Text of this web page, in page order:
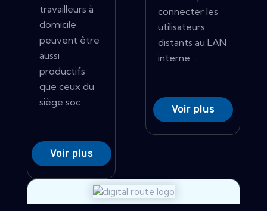
travailleurs à
domicile
peuvent être
aussi
productifs
que ceux du
siège soc...
Voir plus
connecter les
utilisateurs
distants au LAN
interne....
Voir plus